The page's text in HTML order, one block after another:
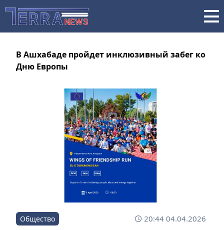
В Ашхабаде пройдет инклюзивный забег ко
Дню Европы
Общество 20:44 04.04.2026